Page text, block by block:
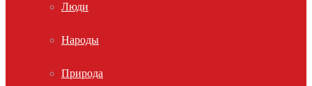
Люди
Народы
Природа